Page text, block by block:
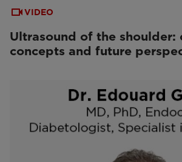
VIDEO
Ultrasound of the shoulder:
concepts and future